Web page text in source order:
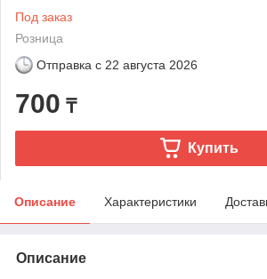
Под заказ
Розница
Отправка с 22 августа 2026
700 ₸
Купить
Описание Характеристики
Описание